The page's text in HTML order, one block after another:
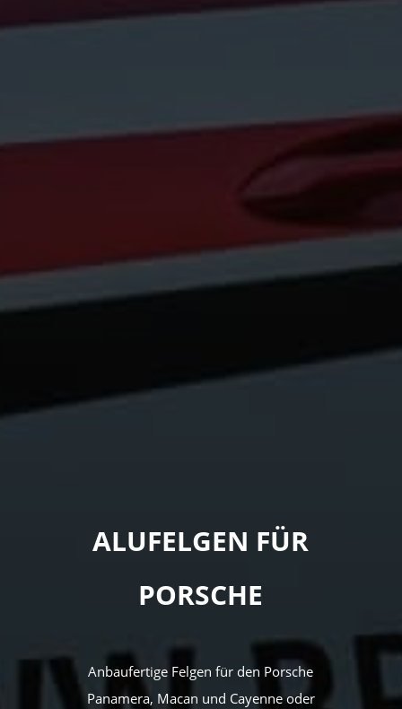
ALUFELGEN FÜR
PORSCHE
Anbaufertige Felgen für den Porsche
Panamera, Macan und Cayenne oder